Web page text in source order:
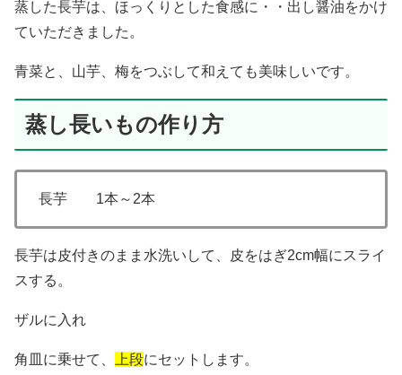
蒸した長芋は、ほっくりとした食感に・・出し醤油をかけ
ていただきました。
青菜と、山芋、梅をつぶして和えても美味しいです。
蒸し長いもの作り方
長芋 1本～2本
長芋は皮付きのまま水洗いして、皮をはぎ2cm幅にスライ
スする。
ザルに入れ
角皿に乗せて、 上段にセットします。